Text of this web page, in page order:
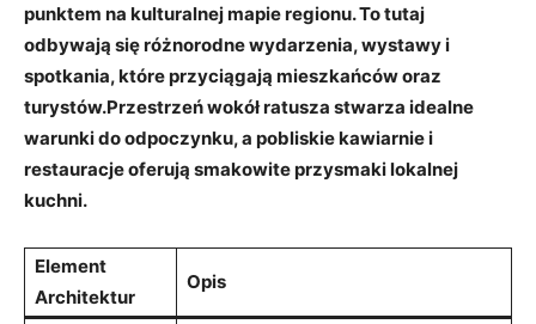
punktem na kulturalnej mapie regionu.​ To ‌tutaj
odbywają się różnorodne wydarzenia, wystawy i
spotkania, które przyciągają⁣ mieszkańców oraz
turystów.Przestrzeń wokół ratusza stwarza ‍idealne
warunki ‍do odpoczynku, ​a pobliskie ‍kawiarnie ‌i
restauracje oferują smakowite przysmaki lokalnej
⁤kuchni.
Element
Architektur
Opis